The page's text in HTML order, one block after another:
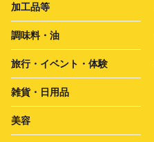
加工品等
調味料・油
旅行・イベント・体験
雑貨・日用品
美容